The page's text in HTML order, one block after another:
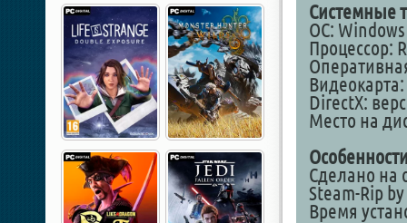
Системные
ОС: Windows
Процессор:
Видеокарта:
DirectX:
Место на
Сделано на
Steam-Rip
Время